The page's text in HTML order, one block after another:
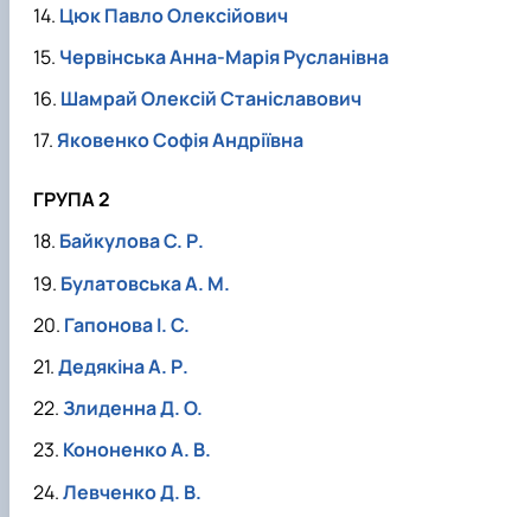
Цюк Павло Олексійович
Червінська Анна-Марія Русланівна
Шамрай Олексій Станіславович
Яковенко Софія Андріївна
ГРУПА 2
Байкулова С. Р.
Булатовська А. М.
Гапонова І. С.
Дедякіна А. Р.
Злиденна Д. О.
Кононенко А. В.
Левченко Д. В.